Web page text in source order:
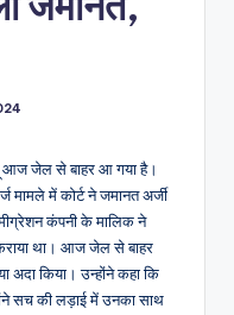
आज जेल से बाहर आ गया है।
मामले में कोर्ट ने जमानत अर्जी
कंपनी के मालिक ने
था। आज जेल से बाहर
अदा किया। उन्होंने कहा कि
सच की लड़ाई में उनका साथ